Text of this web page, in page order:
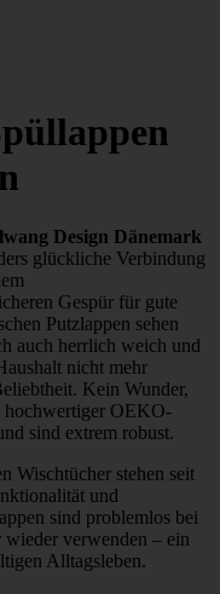
Design Dänemark
glückliche Verbindung
Gespür für gute
Putzlappen sehen
auch herrlich weich und
nicht mehr
Kein Wunder,
hochwertiger OEKO-
sind extrem robust.
Wischtücher stehen seit
und
sind problemlos bei
wieder verwenden – ein
Alltagsleben.